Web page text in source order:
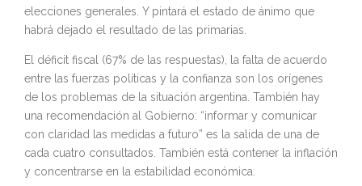
elecciones generales. Y pintará el estado de ánimo que
habrá dejado el resultado de las primarias.
El déficit fiscal (67% de las respuestas), la falta de acuerdo
entre las fuerzas políticas y la confianza son los orígenes
de los problemas de la situación argentina. También hay
una recomendación al Gobierno: “informar y comunicar
con claridad las medidas a futuro” es la salida de una de
cada cuatro consultados. También está contener la inflación
y concentrarse en la estabilidad económica.